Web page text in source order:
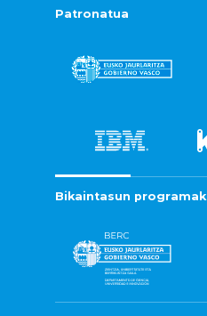
Patronatua
Bikaintasun programak